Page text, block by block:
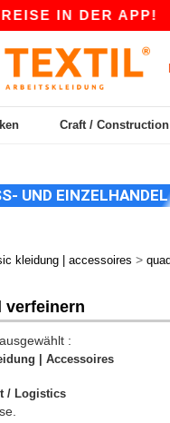
IN DER APP!|
Craft / Construction
UND EINZELHANDEL
kleidung | accessoires >
verfeinern
:
| Accessoires
/ Logistics